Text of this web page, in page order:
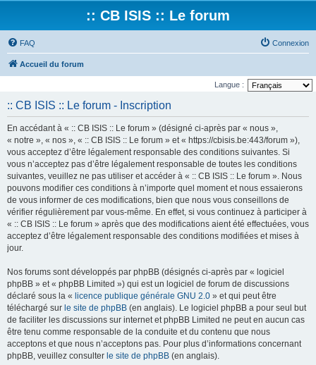
:: CB ISIS :: Le forum
FAQ Connexion
Accueil du forum
Langue :
:: CB ISIS :: Le forum - Inscription
En accédant à « :: CB ISIS :: Le forum » (désigné ci-après par « nous »,
« notre », « nos », « :: CB ISIS :: Le forum » et « https://cbisis.be:443/forum »),
vous acceptez d’être légalement responsable des conditions suivantes. Si
vous n’acceptez pas d’être légalement responsable de toutes les conditions
suivantes, veuillez ne pas utiliser et accéder à « :: CB ISIS :: Le forum ». Nous
pouvons modifier ces conditions à n’importe quel moment et nous essaierons
de vous informer de ces modifications, bien que nous vous conseillons de
vérifier régulièrement par vous-même. En effet, si vous continuez à participer à
« :: CB ISIS :: Le forum » après que des modifications aient été effectuées, vous
acceptez d’être légalement responsable des conditions modifiées et mises à
jour.
Nos forums sont développés par phpBB (désignés ci-après par « logiciel
phpBB » et « phpBB Limited ») qui est un logiciel de forum de discussions
déclaré sous la « licence publique générale GNU 2.0 » et qui peut être
téléchargé sur le site de phpBB (en anglais). Le logiciel phpBB a pour seul but
de faciliter les discussions sur internet et phpBB Limited ne peut en aucun cas
être tenu comme responsable de la conduite et du contenu que nous
acceptons et que nous n’acceptons pas. Pour plus d’informations concernant
phpBB, veuillez consulter le site de phpBB (en anglais).